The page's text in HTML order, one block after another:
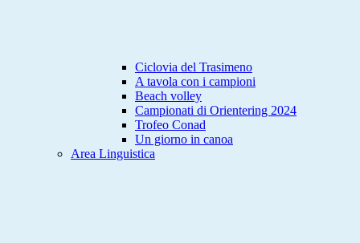
Ciclovia del Trasimeno
A tavola con i campioni
Beach volley
Campionati di Orientering 2024
Trofeo Conad
Un giorno in canoa
Area Linguistica